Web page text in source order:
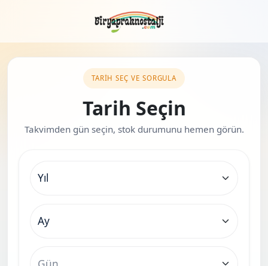
TARIH SEÇ VE SORGULA
Tarih Seçin
Takvimden gün seçin, stok durumunu hemen görün.